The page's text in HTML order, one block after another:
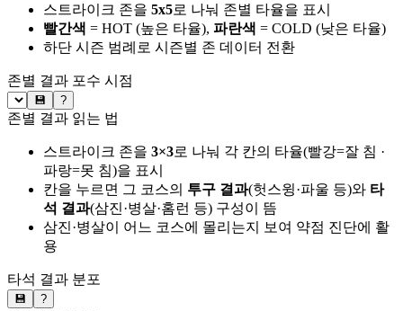
스트라이크 존을 5x5로 나눠 존별 타율을 표시
빨간색 = HOT (높은 타율), 파란색 = COLD (낮은 타율)
하단 시즌 범례로 시즌별 존 데이터 전환
존별 결과 포수 시점
💾 ?
존별 결과 읽는 법
스트라이크 존을 3×3로 나눠 각 칸의 타율(빨강=잘 침 ·
파랑=못 침)을 표시
칸을 누르면 그 코스의 투구 결과(헛스윙·파울 등)와 타
석 결과(삼진·병살·홈런 등) 구성이 뜸
삼진·병살이 어느 코스에 몰리는지 보여 약점 진단에 활
용
타석 결과 분포
💾 ?